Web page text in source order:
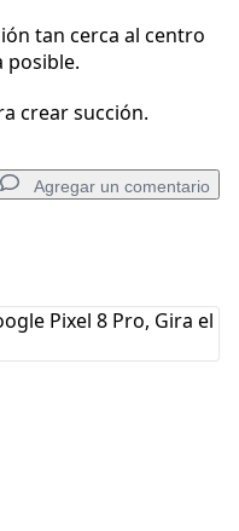
tan cerca al centro
posible.
crear succión.
Agregar un comentario